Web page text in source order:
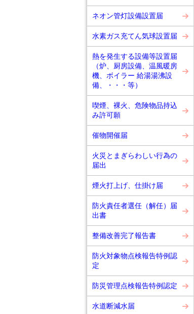
ネオン管灯設備設置届
水素ガス充てん気球設置届
熱を発生する設備等設置届
（炉、厨房設備、温風暖房
機、ボイラー 給湯湯沸設
備、・・・等）
喫煙、裸火、危険物品持込
み許可願
催物開催届
火災とまぎらわしい行為の
届出
煙火打上げ、仕掛け届
防火責任者選任（解任）届
出書
整備改善完了報告書
防火対象物点検報告特例認
定
防災管理点検報告特例認定
水道断減水届